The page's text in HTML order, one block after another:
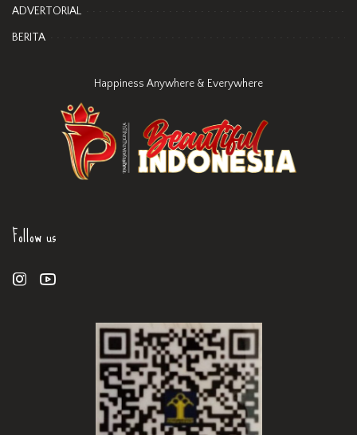
ADVERTORIAL
BERITA
Happiness Anywhere & Everywhere
Follow us